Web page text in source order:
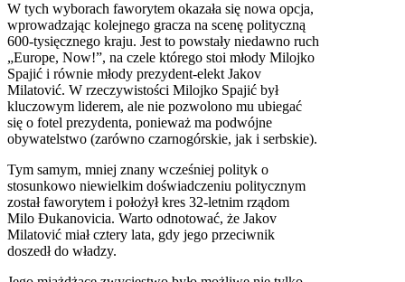
W tych wyborach faworytem okazała się nowa opcja,
wprowadzając kolejnego gracza na scenę polityczną
600-tysięcznego kraju. Jest to powstały niedawno ruch
„Europe, Now!”, na czele którego stoi młody Milojko
Spajić i równie młody prezydent-elekt Jakov
Milatović. W rzeczywistości Milojko Spajić był
kluczowym liderem, ale nie pozwolono mu ubiegać
się o fotel prezydenta, ponieważ ma podwójne
obywatelstwo (zarówno czarnogórskie, jak i serbskie).
Tym samym, mniej znany wcześniej polityk o
stosunkowo niewielkim doświadczeniu politycznym
został faworytem i położył kres 32-letnim rządom
Milo Đukanovicia. Warto odnotować, że Jakov
Milatović miał cztery lata, gdy jego przeciwnik
doszedł do władzy.